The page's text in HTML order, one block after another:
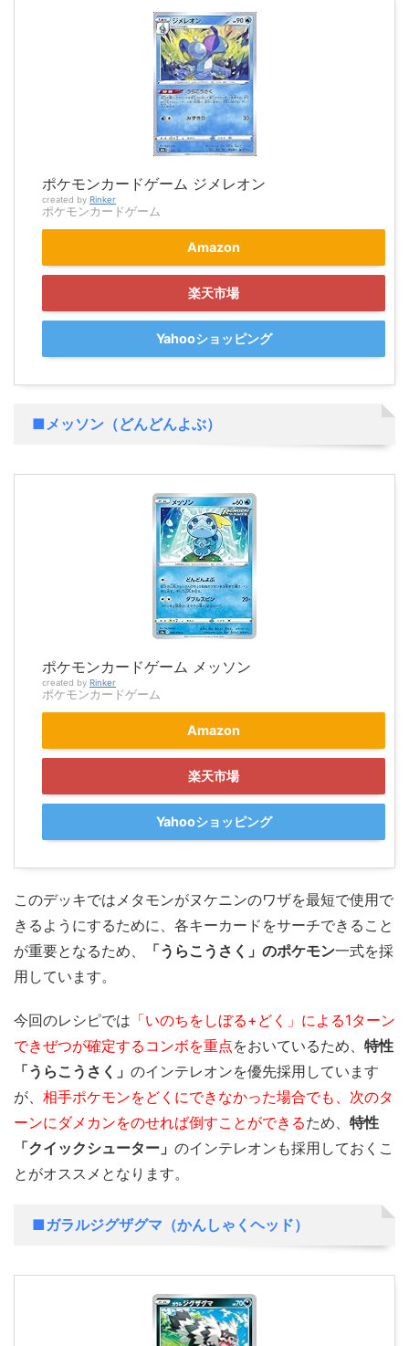
ポケモンカードゲーム ジメレオン
created by Rinker
ポケモンカードゲーム
Amazon
楽天市場
Yahooショッピング
■メッソン（どんどんよぶ）
ポケモンカードゲーム メッソン
created by Rinker
ポケモンカードゲーム
Amazon
楽天市場
Yahooショッピング
このデッキではメタモンがヌケニンのワザを最短で使用で
きるようにするために、各キーカードをサーチできること
が重要となるため、
「うらこうさく」のポケモン一式を採
用しています。
今回のレシピでは 「いのちをしぼる+どく」による1ターン
できぜつが確定するコンボを重点をおいているため、 特性
「うらこうさく」 のインテレオンを優先採用 しています
が、 相手ポケモンをどくにできなかった場合でも、次のタ
ーンにダメカンをのせれば倒すことができるため、 特性
「クイックシューター」 のインテレオンも採用しておくこ
とがオススメとなります。
■ガラルジグザグマ（かんしゃくヘッド）